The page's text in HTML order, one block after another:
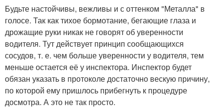
Будьте настойчивы, вежливы и с оттенком "Металла" в
голосе. Так как тихое бормотание, бегающие глаза и
дрожащие руки никак не говорят об уверенности
водителя. Тут действует принцип сообщающихся
сосудов, т. е. чем больше уверенности у водителя, тем
меньше остается её у инспектора. Инспектор будет
обязан указать в протоколе достаточно вескую причину,
по которой ему пришлось прибегнуть к процедуре
досмотра. А это не так просто.